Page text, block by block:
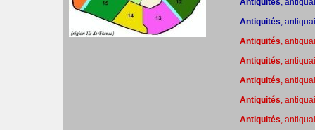
Antiquités,
Antiquités,
Antiquités,
Antiquités,
Antiquités,
Antiquités,
Antiquités,